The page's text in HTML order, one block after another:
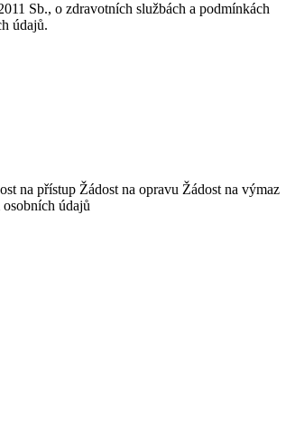
Sb., o zdravotních službách a podmínkách
údajů.
na přístup Žádost na opravu Žádost na výmaz
údajů